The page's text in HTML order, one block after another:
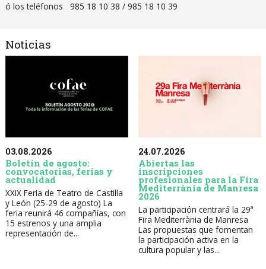
ó los teléfonos 985 18 10 38 / 985 18 10 39
Noticias
03.08.2026
Boletín de agosto:
convocatorias, ferias y
actualidad
XXIX Feria de Teatro de Castilla
y León (25-29 de agosto) La
feria reunirá 46 compañías, con
15 estrenos y una amplia
representación de...
24.07.2026
Abiertas las
inscripciones
profesionales para la Fira
Mediterrània de Manresa
2026
La participación centrará la 29ª
Fira Mediterrània de Manresa
Las propuestas que fomentan
la participación activa en la
cultura popular y las...